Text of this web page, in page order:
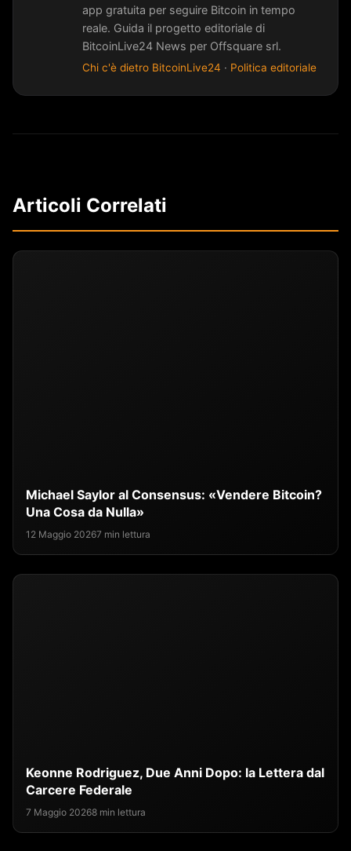
app gratuita per seguire Bitcoin in tempo
reale. Guida il progetto editoriale di
BitcoinLive24 News per Offsquare srl.
Chi c'è dietro BitcoinLive24 · Politica editoriale
Articoli Correlati
Michael Saylor al Consensus: «Vendere Bitcoin?
Una Cosa da Nulla»
12 Maggio 20267 min lettura
Keonne Rodriguez, Due Anni Dopo: la Lettera dal
Carcere Federale
7 Maggio 20268 min lettura